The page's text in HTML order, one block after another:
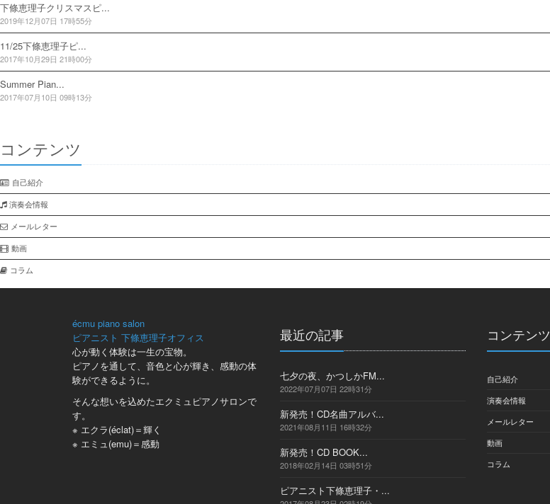
下條恵理子クリスマスピ...
2019年12月07日 17時55分
11/25下條恵理子ピ...
2017年10月29日 21時00分
Summer Pian...
2017年07月10日 09時13分
コンテンツ
自己紹介
演奏会情報
メールレター
動画
コラム
écmu piano salon
ピアニスト 下條恵理子オフィス
心が動く体験は一生の宝物。
ピアノを通して、音色と心が輝き、感動の体
験ができるように。
そんな想いを込めたエクミュピアノサロンで
す。
※ エクラ(éclat)＝輝く
※ エミュ(emu)＝感動
最近の記事
七夕の夜、かつしかFM...
2022年07月07日 22時31分
新発売！CD名曲アルバ...
2021年08月11日 16時32分
新発売！CD BOOK...
2018年02月14日 03時51分
ピアニスト下條恵理子・...
コンテンツ
自己紹介
演奏会情報
メールレター
動画
コラム